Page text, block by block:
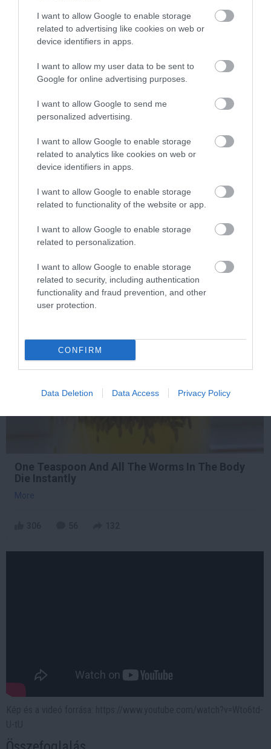
I want to allow Google to enable storage
related to advertising like cookies on web or
device identifiers in apps.
I want to allow my user data to be sent to
Google for online advertising purposes.
I want to allow Google to send me
personalized advertising.
I want to allow Google to enable storage
related to analytics like cookies on web or
device identifiers in apps.
I want to allow Google to enable storage
related to functionality of the website or app.
I want to allow Google to enable storage
related to personalization.
I want to allow Google to enable storage
related to security, including authentication
functionality and fraud prevention, and other
user protection.
CONFIRM
Data Deletion Data Access Privacy Policy
216 61 181
1 h 55 min
This Simple Trick Removes All Parasites From
Your Body!
397 183 161
One Teaspoon And All The Worms In The Body
Die Instantly
More